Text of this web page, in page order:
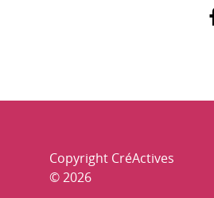
Copyright CréActives
© 2026